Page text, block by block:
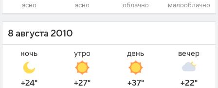
ясно ясно облачно малооблачно
8 августа 2010
ночь
+24°
утро
+27°
день
+37°
вечер
+22°